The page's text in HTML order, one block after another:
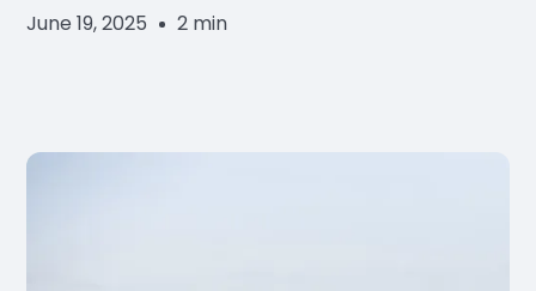
June 19, 2025 2 min